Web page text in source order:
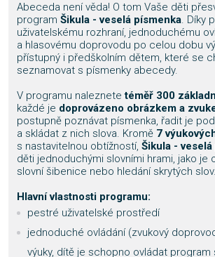
Abeceda není věda! O tom Vaše děti
program Šikula - veselá písmenka. Díky
uživatelskému rozhraní, jednoduchému
a hlasovému doprovodu po celou dobu
přístupný i předškolním dětem, které se
seznamovat s písmenky abecedy.
V programu naleznetetéměř 300
každé je doprovázeno obrázkem a
postupně poznávat písmenka, řadit je
a skládat z nich slova. Kromě 7
s nastavitelnou obtížností, Šikula -
děti jednoduchými slovními hrami, jako je
slovní šibenice nebo hledání skrytých slov.
Hlavní vlastnosti programu:
pestré uživatelské prostředí
jednoduché ovládání (zvukový
výuky, dítě je schopno ovládat